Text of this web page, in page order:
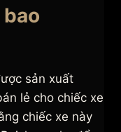
sản xuất
lẻ cho chiếc xe
chiếc xe này